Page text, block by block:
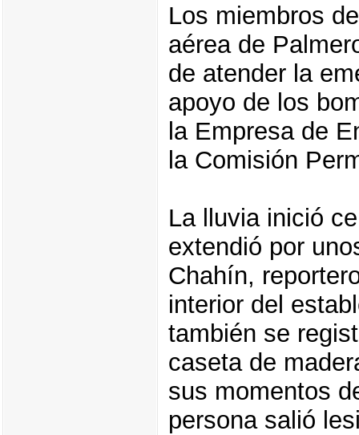
Los miembros
aérea de
de atender la
apoyo de los
la Empresa de
la Comisión
La lluvia inició
extendió por
Chahín,
interior del
también se
caseta de
sus momentos
persona salió